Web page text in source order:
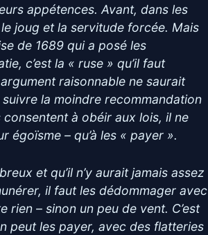
appétences. Avant, dans les
joug et la servitude forcée. Mais
de 1689 qui a posé les
c’est la « ruse » qu’il faut
raisonnable ne saurait
la moindre recommandation
consentent à obéir aux lois, il ne
égoïsme – qu’à les « payer ».
et qu’il n’y aurait jamais assez
il faut les dédommager avec
rien – sinon un peu de vent. C’est
peut les payer, avec des flatteries